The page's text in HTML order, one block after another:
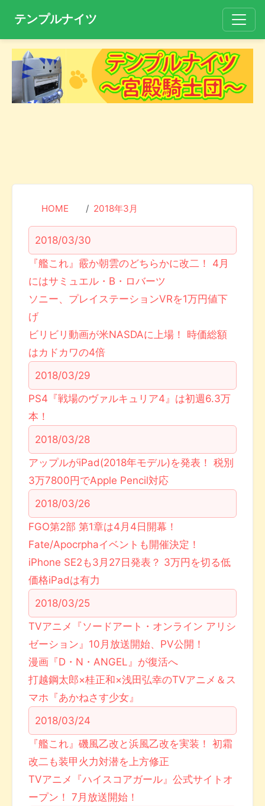
テンプルナイツ
HOME 2018年3月
2018/03/30
『艦これ』霰か朝雲のどちらかに改二！ 4月
にはサミュエル・B・ロバーツ
ソニー、プレイステーションVRを1万円値下
げ
ビリビリ動画が米NASDAに上場！ 時価総額
はカドカワの4倍
2018/03/29
PS4『戦場のヴァルキュリア4』は初週6.3万
本！
2018/03/28
アップルがiPad(2018年モデル)を発表！ 税別
3万7800円でApple Pencil対応
2018/03/26
FGO第2部 第1章は4月4日開幕！
Fate/Apocrphaイベントも開催決定！
iPhone SE2も3月27日発表？ 3万円を切る低
価格iPadは有力
2018/03/25
TVアニメ『ソードアート・オンライン アリシ
ゼーション』10月放送開始、PV公開！
漫画『D・N・ANGEL』が復活へ
打越鋼太郎×桂正和×浅田弘幸のTVアニメ＆ス
マホ『あかねさす少女』
2018/03/24
『艦これ』磯風乙改と浜風乙改を実装！ 初霜
改二も装甲火力対潜を上方修正
TVアニメ『ハイスコアガール』公式サイトオ
ープン！ 7月放送開始！